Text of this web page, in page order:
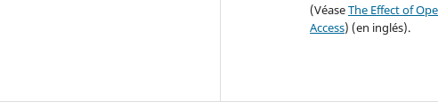
(VéaseThe Effect of
Access) (en inglés).